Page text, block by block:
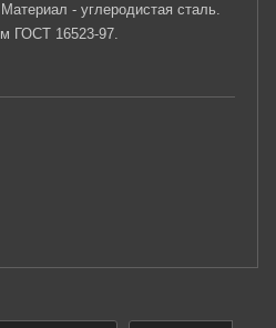
- углеродистая сталь.
ГОСТ 16523-97.